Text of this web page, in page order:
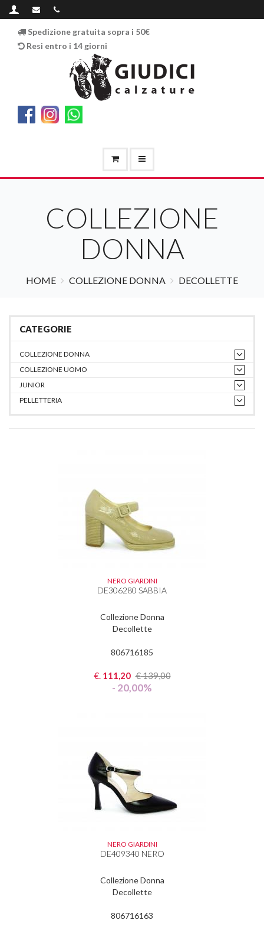
Spedizione gratuita sopra i 50€
Resi entro i 14 giorni
COLLEZIONE
DONNA
HOME COLLEZIONE DONNA DECOLLETTE
CATEGORIE
COLLEZIONE DONNA
COLLEZIONE UOMO
JUNIOR
PELLETTERIA
NERO GIARDINI
DE306280 SABBIA
Collezione Donna
Decollette
806716185
€.111,20 €139,00
- 20,00%
NERO GIARDINI
DE409340 NERO
Collezione Donna
Decollette
806716163